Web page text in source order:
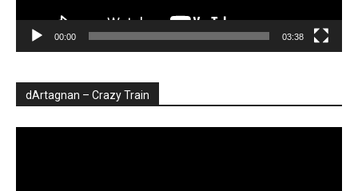
00:00 03:38
dArtagnan – Crazy Train